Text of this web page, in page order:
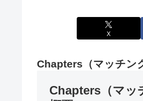
X
Chapters（マッチン
Chapters（マッ